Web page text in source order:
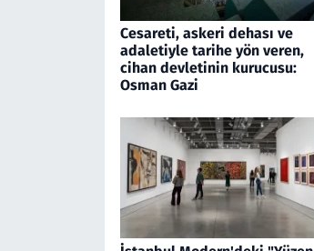
Cesareti, askeri dehası ve
adaletiyle tarihe yön veren,
cihan devletinin kurucusu:
Osman Gazi